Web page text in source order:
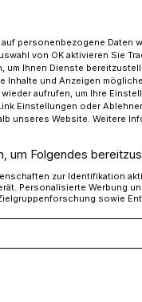
Stadt
personenbezogene Daten
von OK aktivieren Sie
um Ihnen Dienste
Inhalte und Anzeigen
aufrufen, um Ihre
Einstellungen oder
unseres Website. Weitere
um Folgendes
zur Identifikation
Personalisierte Werbung
sowie